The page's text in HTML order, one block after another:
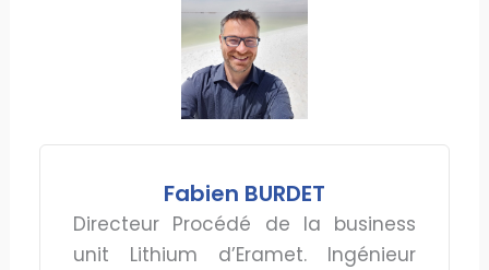
Fabien BURDET
Directeur Procédé de la business
unit Lithium d’Eramet. Ingénieur